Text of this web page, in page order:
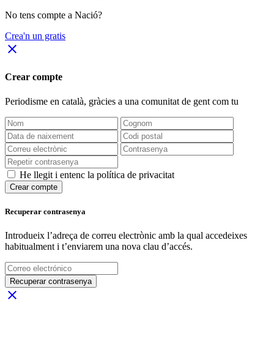
No tens compte a Nació?
Crea'n un gratis
close
Crear compte
Periodisme en català, gràcies a una comunitat de gent com tu
He llegit i entenc la política de privacitat
Crear compte
Recuperar contrasenya
Introdueix l’adreça de correu electrònic amb la qual accedeixes
habitualment i t’enviarem una nova clau d’accés.
Recuperar contrasenya
close